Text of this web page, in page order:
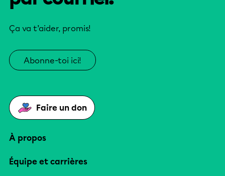
Ça va t’aider, promis!
Abonne-toi ici!
Faire un don
À propos
Équipe et carrières